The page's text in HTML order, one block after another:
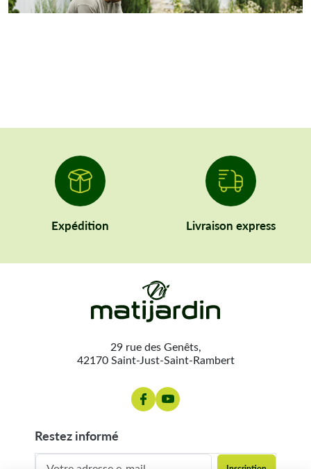
Expédition Livraison express
29 rue des Genêts,
42170 Saint-Just-Saint-Rambert
restez informé